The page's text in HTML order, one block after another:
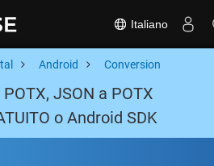
Italiano
Android Conversion
JSON a POTX
o Android SDK